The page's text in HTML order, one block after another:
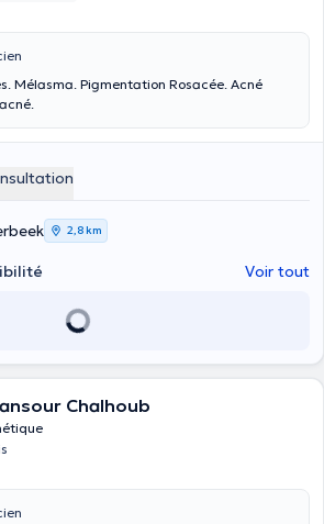
Mélasma. Pigmentation Rosacée. Acné
2,8 km
Voir tout
Chalhoub